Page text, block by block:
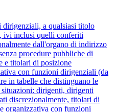
dirigenziali, a qualsiasi titolo
ivi inclusi quelli conferiti
dall'organo di indirizzo
procedure pubbliche di
e titolari di posizione
con funzioni dirigenziali (da
in tabelle che distinguano le
situazioni: dirigenti, dirigenti
discrezionalmente, titolari di
organizzativa con funzioni